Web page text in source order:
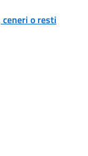
o resti